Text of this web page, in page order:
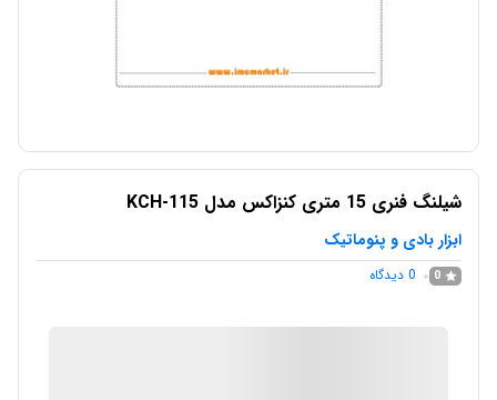
شیلنگ فنری 15 متری کنزاکس مدل KCH-115
ابزار بادی و پنوماتیک
0
0 دیدگاه